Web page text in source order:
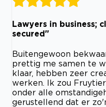
Lawyers in business;
secured"
Buitengewoon
prettig me samen te
klaar, hebben zeer
werken. Ik zou
onder alle
gerustellend dat er